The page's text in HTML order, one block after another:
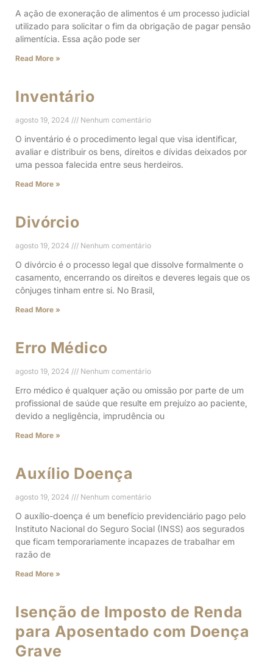
A ação de exoneração de alimentos é um processo judicial
utilizado para solicitar o fim da obrigação de pagar pensão
alimentícia. Essa ação pode ser
Read More »
Inventário
agosto 19, 2024 Nenhum comentário
O inventário é o procedimento legal que visa identificar,
avaliar e distribuir os bens, direitos e dívidas deixados por
uma pessoa falecida entre seus herdeiros.
Read More »
Divórcio
agosto 19, 2024 Nenhum comentário
O divórcio é o processo legal que dissolve formalmente o
casamento, encerrando os direitos e deveres legais que os
cônjuges tinham entre si. No Brasil,
Read More »
Erro Médico
agosto 19, 2024 Nenhum comentário
Erro médico é qualquer ação ou omissão por parte de um
profissional de saúde que resulte em prejuízo ao paciente,
devido a negligência, imprudência ou
Read More »
Auxílio Doença
agosto 19, 2024 Nenhum comentário
O auxílio-doença é um benefício previdenciário pago pelo
Instituto Nacional do Seguro Social (INSS) aos segurados
que ficam temporariamente incapazes de trabalhar em
razão de
Read More »
Isenção de Imposto de Renda
para Aposentado com Doença
Grave